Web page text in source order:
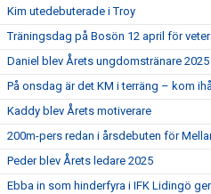
Kim utedebuterade i Troy
Träningsdag på Bosön 12 april för
Daniel blev Årets ungdomstränare 2025
På onsdag är det KM i terräng – kom
Kaddy blev Årets motiverare
200m-pers redan i årsdebuten för
Peder blev Årets ledare 2025
Ebba in som hinderfyra i IFK Lidingö